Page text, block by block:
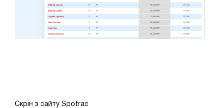
Скрін з сайту Spotrac